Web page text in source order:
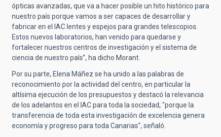
ópticas avanzadas, que va a hacer posible un hito histórico para
nuestro país porque vamos a ser capaces de desarrollar y
fabricar en el IAC lentes y espejos para grandes telescopios.
Estos nuevos laboratorios, han venido para quedarse y
fortalecer nuestros centros de investigación y el sistema de
ciencia de nuestro país”, ha dicho Morant.
Por su parte, Elena Máñez se ha unido a las palabras de
reconocimiento por la actividad del centro, en particular la
altísima ejecución de los presupuestos y destacó la relevancia
de los adelantos en el IAC para toda la sociedad, "porque la
transferencia de toda esta investigación de excelencia genera
economía y progreso para toda Canarias", señaló.